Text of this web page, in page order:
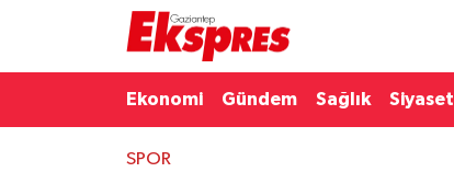
Ekonomi Gündem Sağlık Siyaset
SPOR